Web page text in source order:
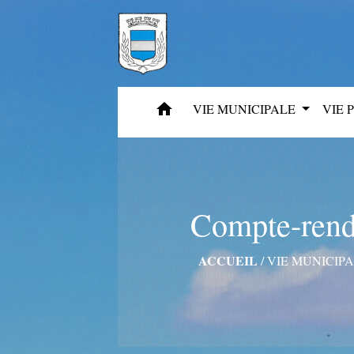
home VIE MUNICIPALE VIE
Compte-
ACCUEIL/VIE